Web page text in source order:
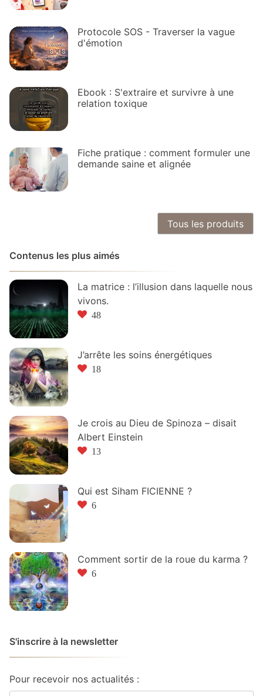
Protocole SOS - Traverser la vague
d'émotion
Ebook : S'extraire et survivre à une
relation toxique
Fiche pratique : comment formuler une
demande saine et alignée
Tous les produits
Contenus les plus aimés
La matrice : l’illusion dans laquelle nous
vivons.
48
J’arrête les soins énergétiques
18
Je crois au Dieu de Spinoza – disait
Albert Einstein
13
Qui est Siham FICIENNE ?
6
Comment sortir de la roue du karma ?
6
S'inscrire à la newsletter
Pour recevoir nos actualités :